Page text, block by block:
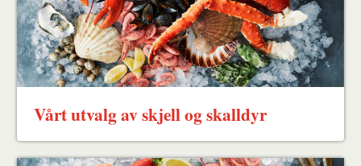
Vårt utvalg av skjell og skalldyr